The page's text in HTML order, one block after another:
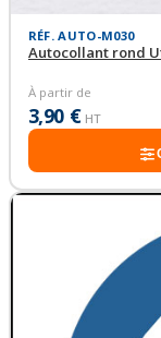
RÉF. AUTO-M030
Autocollant rond
À partir de
3,90 € HT